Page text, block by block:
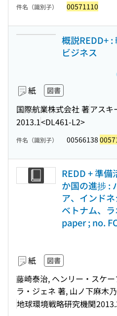
件名（識別子） 00571110
概説REDD+
ビジネス
紙 図書
国際航業株式会社 著アスキ
2013.1<DL461-L2>
件名（識別子） 00566138
REDD + 準
か国の進捗 :
ア、インドネ
ベトナム、
paper ; no.
紙 図書
藤崎泰治, ヘンリー・スケ
ラ・ジェネ 著, 山ノ下麻木
地球環境戦略研究機関